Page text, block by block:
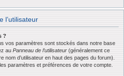
l’utilisateur
?
vos paramètres sont stockés dans notre base
au Panneau de l’utilisateur (généralement ce
nom d’utilisateur en haut des pages du forum).
paramètres et préférences de votre compte.